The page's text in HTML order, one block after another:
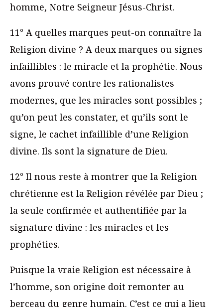
homme, Notre Seigneur Jésus-Christ.
11° A quelles marques peut-on connaître la
Religion divine ? A deux marques ou signes
infaillibles : le miracle et la prophétie. Nous
avons prouvé contre les rationalistes
modernes, que les miracles sont possibles ;
qu’on peut les constater, et qu’ils sont le
signe, le cachet infaillible d’une Religion
divine. Ils sont la signature de Dieu.
12° Il nous reste à montrer que la Religion
chrétienne est la Religion révélée par Dieu ;
la seule confirmée et authentifiée par la
signature divine : les miracles et les
prophéties.
Puisque la vraie Religion est nécessaire à
l’homme, son origine doit remonter au
berceau du genre humain. C’est ce qui a lieu